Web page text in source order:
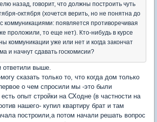
назад, говорит, что должны построить чуть
октября (хочется верить, но не понятна до
коммуникациями: появляется противоречивая
проложили, то еще нет). Кто-нибудь в курсе
коммуникации уже или нет и когда закончат
и начнут сдавать госкомисии?
ответили выше.
сказать только то, что когда дом только
о чем спросили мы -это были
опыт стройки на СХодне (в частности на
нашего- купил квартиру брат и там
построили,а потом начали решать вопрос